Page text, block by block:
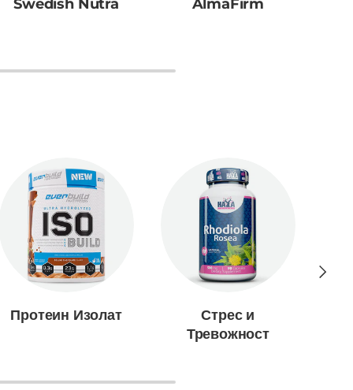
Swedish Nutra AlmaFirm
Протеин Изолат
Стрес и
Тревожност